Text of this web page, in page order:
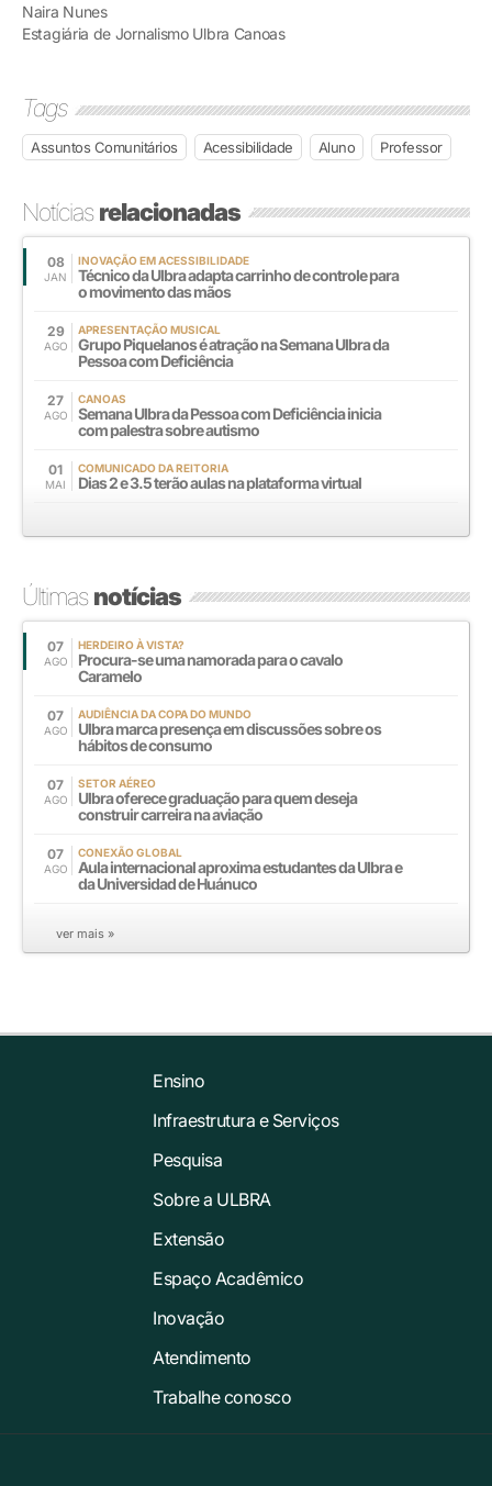
Naira Nunes
Estagiária de Jornalismo Ulbra Canoas
Tags
Assuntos Comunitários Acessibilidade Aluno Professor
Notíciasrelacionadas
08
JAN
INOVAÇÃO EM ACESSIBILIDADE
Técnico da Ulbra adapta carrinho de controle para
o movimento das mãos
29
AGO
APRESENTAÇÃO MUSICAL
Grupo Piquelanos é atração na Semana Ulbra da
Pessoa com Deficiência
27
AGO
CANOAS
Semana Ulbra da Pessoa com Deficiência inicia
com palestra sobre autismo
01
MAI
COMUNICADO DA REITORIA
Dias 2 e 3.5 terão aulas na plataforma virtual
Últimasnotícias
07
AGO
HERDEIRO À VISTA?
Procura-se uma namorada para o cavalo
Caramelo
07
AGO
AUDIÊNCIA DA COPA DO MUNDO
Ulbra marca presença em discussões sobre os
hábitos de consumo
07
AGO
SETOR AÉREO
Ulbra oferece graduação para quem deseja
construir carreira na aviação
07
AGO
CONEXÃO GLOBAL
Aula internacional aproxima estudantes da Ulbra e
da Universidad de Huánuco
ver mais »
Ensino
Infraestrutura e Serviços
Pesquisa
Sobre a ULBRA
Extensão
Espaço Acadêmico
Inovação
Atendimento
Trabalhe conosco